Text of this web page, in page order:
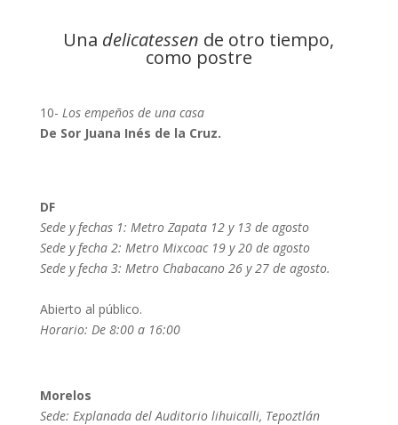
Una delicatessen de otro tiempo,
como postre
10- Los empeños de una casa
De Sor Juana Inés de la Cruz.
DF
Sede y fechas 1: Metro Zapata 12 y 13 de agosto
Sede y fecha 2: Metro Mixcoac 19 y 20 de agosto
Sede y fecha 3: Metro Chabacano 26 y 27 de agosto.
Abierto al público.
Horario: De 8:00 a 16:00
Morelos
Sede: Explanada del Auditorio lihuicalli, Tepoztlán